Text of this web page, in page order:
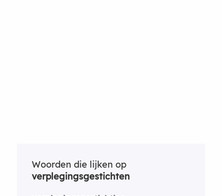
Woorden die lijken op
verplegingsgestichten